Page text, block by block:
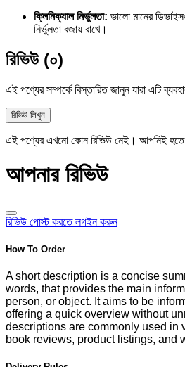
ক্লিনিক্যাল নির্ভুলতা: ভালো মানের
নির্ভুলতা বজায় রাখে।
রিভিউ (০)
এই পণ্যের সম্পর্কে বিস্তারিত জানুন যারা এটি
রিভিউ লিখুন
এই পণ্যের এখনো কোন রিভিউ নেই। আপনিই হতে
আপনার রিভিউ
রিভিউ পোস্ট করতে লগইন করুন
How To Order
A short description is a concise
words, that provides the main
person, or object. It aims to be
offering a quick overview without
descriptions are commonly used in
book reviews, product listings, and